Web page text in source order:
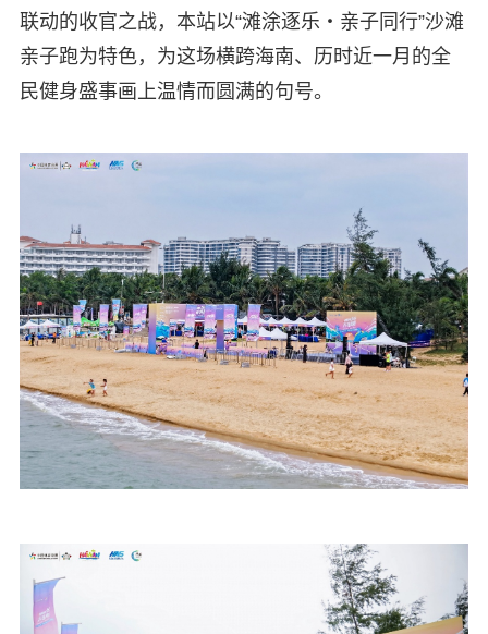
联动的收官之战，本站以“滩涂逐乐・亲子同行”沙滩
亲子跑为特色，为这场横跨海南、历时近一月的全
民健身盛事画上温情而圆满的句号。